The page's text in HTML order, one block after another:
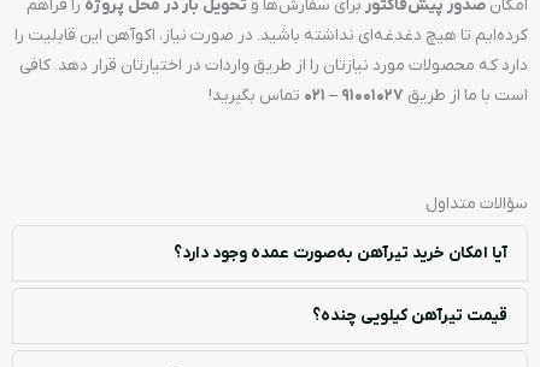
امکان صدور پیش‌فاکتور برای سفارش‌ها و تحویل بار در محل پروژه را فراهم
کرده‌ایم تا هیچ دغدغه‌ای نداشته باشید. در صورت نیاز، اکوآهن این قابلیت را
دارد که محصولات مورد نیازتان را از طریق واردات در اختیارتان قرار دهد. کافی
است با ما از طریق 91001027 – 021 تماس بگیرید!
سؤالات متداول
آیا امکان خرید تیرآهن به‌صورت عمده وجود دارد؟
قیمت تیرآهن کیلویی چنده؟